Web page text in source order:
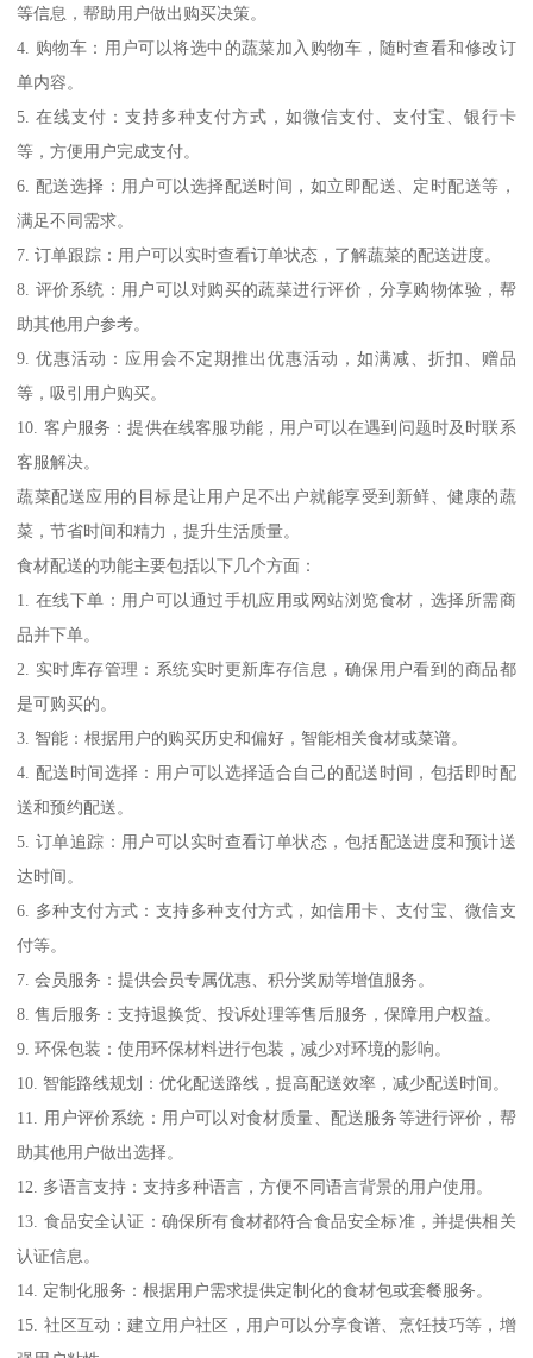
等信息，帮助用户做出购买决策。
4. 购物车：用户可以将选中的蔬菜加入购物车，随时查看和修改订
单内容。
5. 在线支付：支持多种支付方式，如微信支付、支付宝、银行卡
等，方便用户完成支付。
6. 配送选择：用户可以选择配送时间，如立即配送、定时配送等，
满足不同需求。
7. 订单跟踪：用户可以实时查看订单状态，了解蔬菜的配送进度。
8. 评价系统：用户可以对购买的蔬菜进行评价，分享购物体验，帮
助其他用户参考。
9. 优惠活动：应用会不定期推出优惠活动，如满减、折扣、赠品
等，吸引用户购买。
10. 客户服务：提供在线客服功能，用户可以在遇到问题时及时联系
客服解决。
蔬菜配送应用的目标是让用户足不出户就能享受到新鲜、健康的蔬
菜，节省时间和精力，提升生活质量。
食材配送的功能主要包括以下几个方面：
1. 在线下单：用户可以通过手机应用或网站浏览食材，选择所需商
品并下单。
2. 实时库存管理：系统实时更新库存信息，确保用户看到的商品都
是可购买的。
3. 智能：根据用户的购买历史和偏好，智能相关食材或菜谱。
4. 配送时间选择：用户可以选择适合自己的配送时间，包括即时配
送和预约配送。
5. 订单追踪：用户可以实时查看订单状态，包括配送进度和预计送
达时间。
6. 多种支付方式：支持多种支付方式，如信用卡、支付宝、微信支
付等。
7. 会员服务：提供会员专属优惠、积分奖励等增值服务。
8. 售后服务：支持退换货、投诉处理等售后服务，保障用户权益。
9. 环保包装：使用环保材料进行包装，减少对环境的影响。
10. 智能路线规划：优化配送路线，提高配送效率，减少配送时间。
11. 用户评价系统：用户可以对食材质量、配送服务等进行评价，帮
助其他用户做出选择。
12. 多语言支持：支持多种语言，方便不同语言背景的用户使用。
13. 食品安全认证：确保所有食材都符合食品安全标准，并提供相关
认证信息。
14. 定制化服务：根据用户需求提供定制化的食材包或套餐服务。
15. 社区互动：建立用户社区，用户可以分享食谱、烹饪技巧等，增